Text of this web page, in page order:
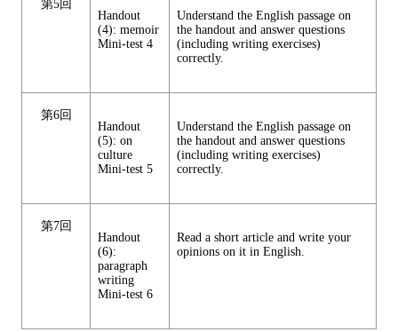
第5回
Handout
(4): memoir
Mini-test 4
Understand the English passage on
the handout and answer questions
(including writing exercises)
correctly.
第6回
Handout
(5): on
culture
Mini-test 5
Understand the English passage on
the handout and answer questions
(including writing exercises)
correctly.
第7回
Handout
(6):
paragraph
writing
Mini-test 6
Read a short article and write your
opinions on it in English.